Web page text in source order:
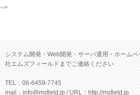
-->
システム開発・Web開発・サーバ運用・ホーム
社エムズフィールドまでご連絡ください
TEL：06-6459-7745
mail：info@msfield.jp / URL：http://msfield.jp